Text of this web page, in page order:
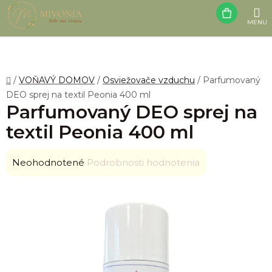
Prejsť
na
obsah
Domov
/ VOŇAVÝ DOMOV / Osviežovače vzduchu / Parfumovaný
DEO sprej na textil Peonia 400 ml
Parfumovaný DEO sprej na
textil Peonia 400 ml
Priemerné
Neohodnotené Podrobnosti hodnotenia